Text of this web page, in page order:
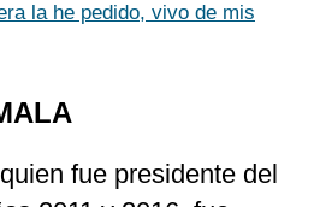
la he pedido, vivo de mis
fue presidente del